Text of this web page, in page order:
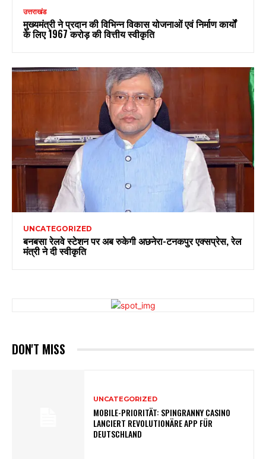
उत्तराखंड
मुख्यमंत्री ने प्रदान की विभिन्न विकास योजनाओं एवं निर्माण कार्यों
के लिए ₹1967 करोड़ की वित्तीय स्वीकृति
UNCATEGORIZED
बनबसा रेलवे स्टेशन पर अब रुकेगी अछनेरा-टनकपुर एक्सप्रेस, रेल
मंत्री ने दी स्वीकृति
DON'T MISS
UNCATEGORIZED
MOBILE-PRIORITÄT: SPINGRANNY CASINO
LANCIERT REVOLUTIONÄRE APP FÜR
DEUTSCHLAND